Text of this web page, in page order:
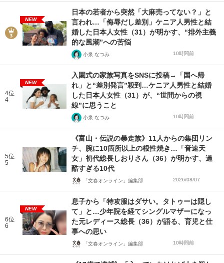
NEW
日本の若者から突然「大麻売ってない？」と
言われ…「侮辱だし差別」ケニア人男性と結
婚した日本人女性（31）が明かす、“排外主義
的な風潮”への苦悩
小泉 なつみ 10時間前
4位
4
NEW
入園式の家族写真をSNSに投稿→「国へ帰
れ」と“差別発言”殺到…ケニア人男性と結婚
した日本人女性（31）が、“世間からの視
線”に思うこと
小泉 なつみ 10時間前
5位
5
《富山・伝説の暴走族》11人からの集団リン
チ、腕に10箇所以上の根性焼き…「音速天
女」初代総長しおりさん（36）が明かす、過
酷すぎる10代
「文春オンライン」編集部 2026/08/07
6位
6
NEW
息子から「特攻服はダサい。タトゥーは隠し
て」と…少年院を経てシングルマザーになっ
た元レディース総長（36）が語る、育児と仕
事への思い
「文春オンライン」編集部 10時間前